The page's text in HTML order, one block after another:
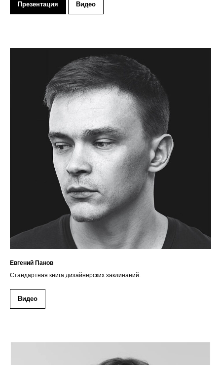
Презентация Видео
Евгений Панов
Стандартная книга дизайнерских заклинаний.
Видео